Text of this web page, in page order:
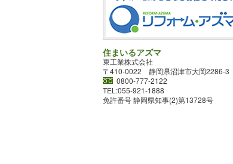
住まいるアズマ
東工業株式会社
〒410-0022 静岡県沼津市大岡2286-3
0800-777-2122
TEL:055-921-1888
免許番号 静岡県知事(2)第13728号